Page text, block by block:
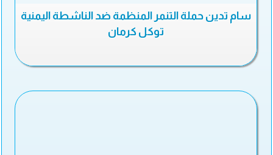
سام تدين حملة التنمر المنظمة ضد الناشطة اليمنية
توكل كرمان